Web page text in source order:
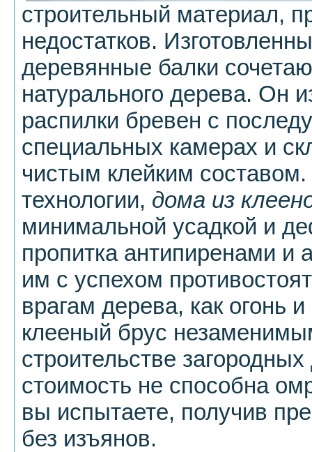
строительный материал,
недостатков.
деревянные балки
натурального дерева. Он
распилки бревен с
специальных камерах и
чистым клейким
технологии, дома из
минимальной усадкой и
пропитка антипиренами и
им с успехом
врагам дерева, как огонь
клееный брус
строительстве
стоимость не способна
вы испытаете, получив
без изъянов.